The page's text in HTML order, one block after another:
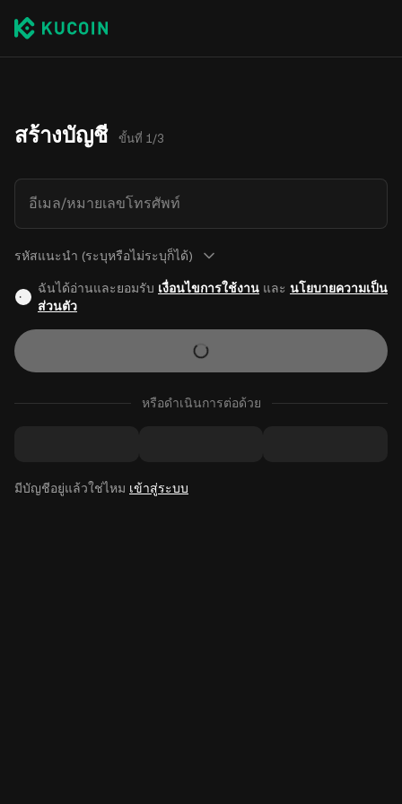
สร้างบัญชี ขั้นที่ 1/3
อีเมล/หมายเลขโทรศัพท์
รหัสแนะนำ (ระบุหรือไม่ระบุก็ได้)
ฉันได้อ่านและยอมรับ เงื่อนไขการใช้งานและ นโยบายความเป็น
ส่วนตัว
หรือดำเนินการต่อด้วย
มีบัญชีอยู่แล้วใช่ไหม เข้าสู่ระบบ